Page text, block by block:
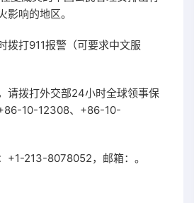
影响的地区。
拨打911报警（可要求中文服
请拨打外交部24小时全球领事保
10-12308、+86-10-
+1-213-8078052，邮箱：。